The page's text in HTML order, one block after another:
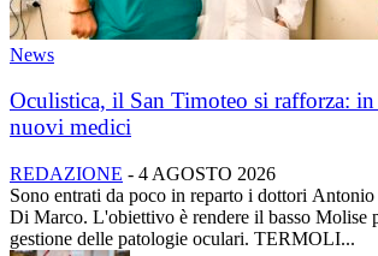
News
Oculistica, il San Timoteo si rafforza:
nuovi medici
REDAZIONE - 4 AGOSTO 2026
Sono entrati da poco in reparto i dottori Antonio
Di Marco. L'obiettivo è rendere il basso Molise
gestione delle patologie oculari. TERMOLI...